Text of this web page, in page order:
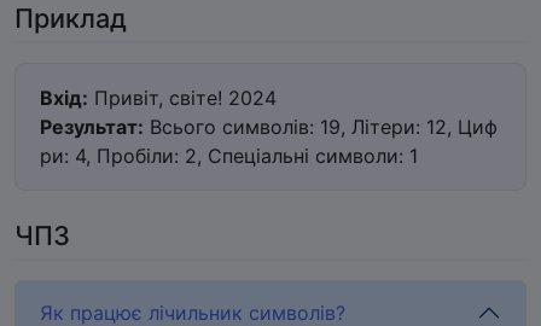
Приклад
Вхід: Привіт, світе! 2024
Результат: Всього символів: 19, Літери: 12, Циф
ри: 4, Пробіли: 2, Спеціальні символи: 1
ЧПЗ
Як працює лічильник символів?